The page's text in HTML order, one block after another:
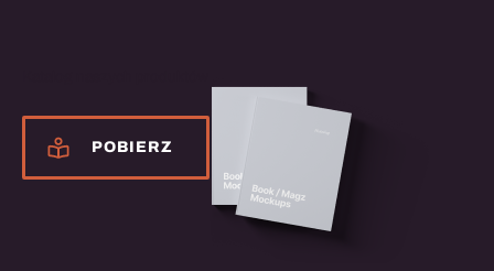
POBIERZ